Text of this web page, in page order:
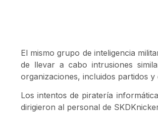
El mismo grupo de inteligencia
de llevar a cabo intrusiones
organizaciones, incluidos partidos
Los intentos de piratería
dirigieron al personal de